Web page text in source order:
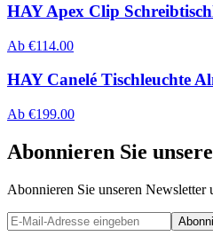
HAY Apex Clip
Ab €114.00
HAY Canelé Tischleuchte
Ab €199.00
Abonnieren Sie
Abonnieren Sie unseren Newsletter